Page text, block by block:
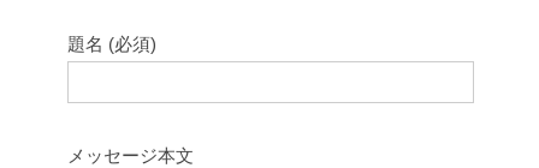
題名 (必須)
メッセージ本文